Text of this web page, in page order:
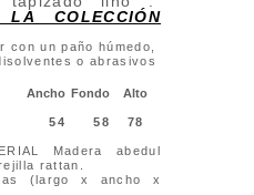
COLECCIÓN
con un paño húmedo,
o abrasivos
Ancho Fondo Alto
54 58 78
Madera abedul
rattan.
(largo x ancho x